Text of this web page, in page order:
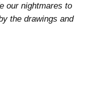
our nightmares to
the drawings and